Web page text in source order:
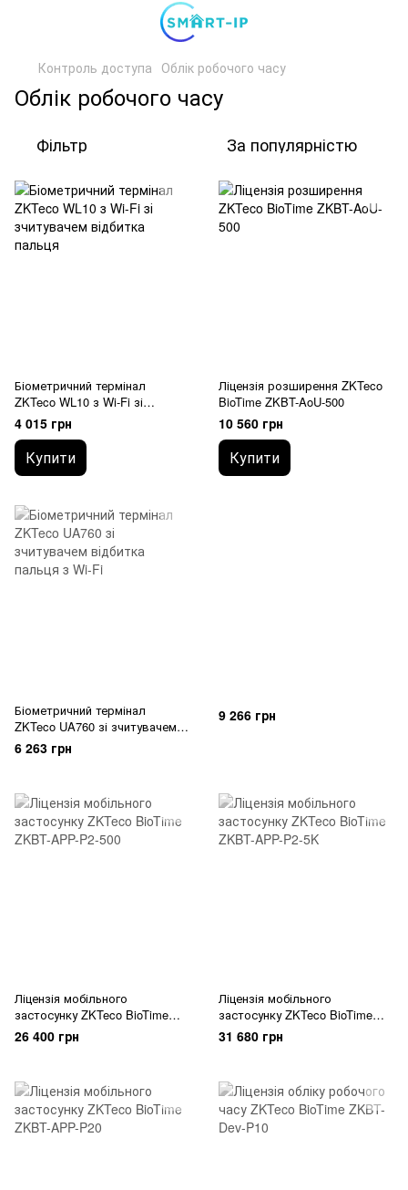
Контроль доступа Облік робочого часу
Облік робочого часу
Фільтр За популярністю
Біометричний термінал
ZKTeco WL10 з Wi-Fi зі
зчитувачем відбитка пальця
4 015 грн
Купити
Ліцензія розширення ZKTeco
BioTime ZKBT-AoU-500
10 560 грн
Купити
Біометричний термінал
ZKTeco UA760 зі зчитувачем
відбитка пальця з Wi-Fi
6 263 грн
9 266 грн
Ліцензія мобільного
застосунку ZKTeco BioTime
ZKBT-APP-P2-500
26 400 грн
Ліцензія мобільного
застосунку ZKTeco BioTime
ZKBT-APP-P2-5K
31 680 грн